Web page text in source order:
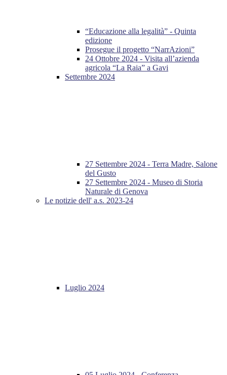
“Educazione alla legalità” - Quinta
edizione
Prosegue il progetto “NarrAzioni”
24 Ottobre 2024 - Visita all’azienda
agricola “La Raia” a Gavi
Settembre 2024
27 Settembre 2024 - Terra Madre, Salone
del Gusto
27 Settembre 2024 - Museo di Storia
Naturale di Genova
Le notizie dell' a.s. 2023-24
Luglio 2024